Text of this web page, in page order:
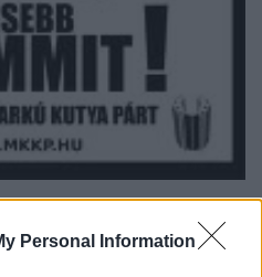
Personal Information
október 10-ig